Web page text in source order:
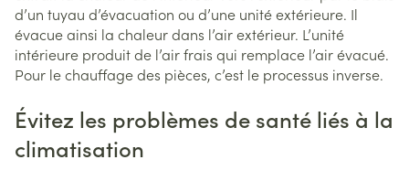
d’un tuyau d’évacuation ou d’une unité extérieure. Il
évacue ainsi la chaleur dans l’air extérieur. L’unité
intérieure produit de l’air frais qui remplace l’air évacué.
Pour le chauffage des pièces, c’est le processus inverse.
Évitez les problèmes de santé liés à la
climatisation